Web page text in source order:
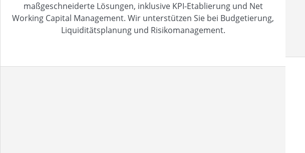
maßgeschneiderte Lösungen, inklusive KPI-Etablierung und Net
Working Capital Management. Wir unterstützen Sie bei Budgetierung,
Liquiditätsplanung und Risikomanagement.